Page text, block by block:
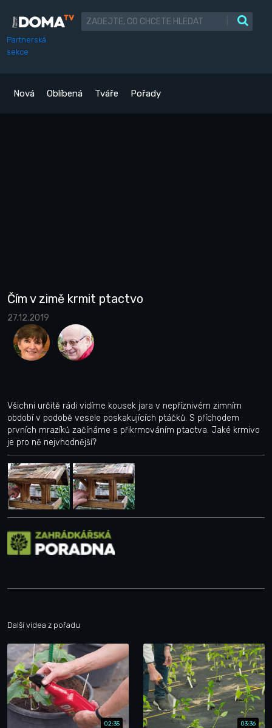
Partnerská
sekce
Nová Oblíbená Tváře Pořady
Čím v zimě krmit ptactvo
27.12.2019
Všichni určitě rádi vidíme kousek jara v nepříznivém zimním
období v podobě vesele poskakujících ptáčků. S příchodem
prvních mrazíků začínáme s přikrmováním ptactva. Jaké krmivo
je pro ně nejvhodnější?
Další videa z pořadu
02:35 03:36